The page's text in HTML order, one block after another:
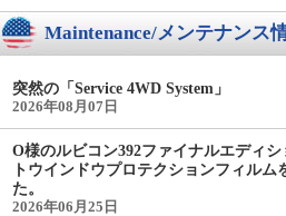
Maintenance/メンテナンス
突然の「Service 4WD System」
2026年08月07日
O様のルビコン392ファイナルエディ
トウインドウプロテクションフィルム
た。
2026年06月25日